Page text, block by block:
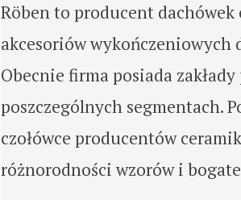
Röben to producent
akcesoriów wykończeniowych
Obecnie firma posiada
poszczególnych segmentach.
czołówce producentów
różnorodności wzorów i